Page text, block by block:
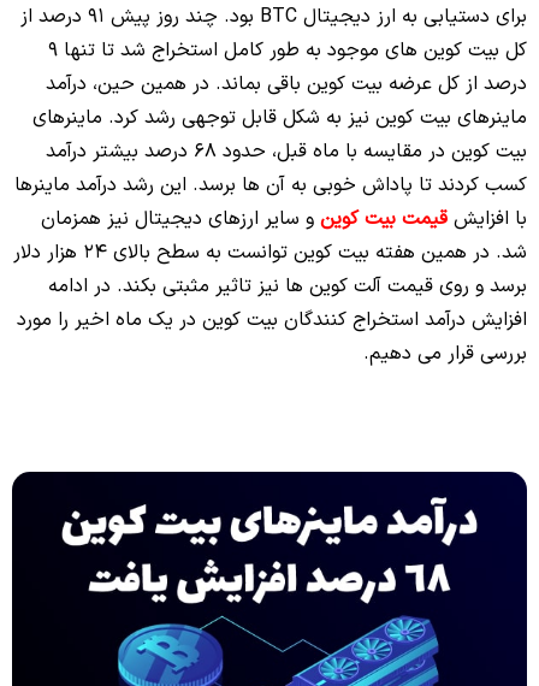
برای دستیابی به ارز دیجیتال BTC بود. چند روز پیش 91 درصد از
کل بیت کوین های موجود به طور کامل استخراج شد تا تنها 9
درصد از کل عرضه بیت کوین باقی بماند. در همین حین، درآمد
ماینرهای بیت کوین نیز به شکل قابل توجهی رشد کرد. ماینرهای
بیت کوین در مقایسه با ماه قبل، حدود 68 درصد بیشتر درآمد
کسب کردند تا پاداش خوبی به آن ها برسد. این رشد درآمد ماینرها
با افزایش قیمت بیت کوین و سایر ارزهای دیجیتال نیز همزمان
شد. در همین هفته بیت کوین توانست به سطح بالای 24 هزار دلار
برسد و روی قیمت آلت کوین ها نیز تاثیر مثبتی بکند. در ادامه
افزایش درآمد استخراج کنندگان بیت کوین در یک ماه اخیر را مورد
بررسی قرار می دهیم.